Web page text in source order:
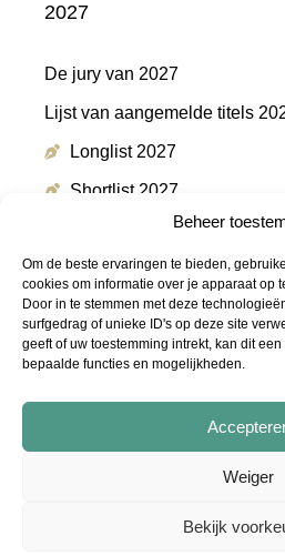
Beheer
Om de beste ervaringen te bieden,
cookies om informatie over je apparaat op
Door in te stemmen met deze
surfgedrag of unieke ID's op deze site
geeft of uw toestemming intrekt, kan dit
bepaalde functies en mogelijkheden.
Weiger
Bekijk
2027
De jury van 2027
Lijst van aangemelde titels
Longlist 2027
Shortlist 2027
Winnaar 2027
Meer informatie
Persmap
Podcast "De Shortlist"